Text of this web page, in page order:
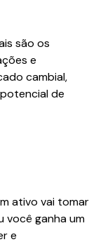
são os
e
cambial,
de
ativo vai tomar
você ganha um
e